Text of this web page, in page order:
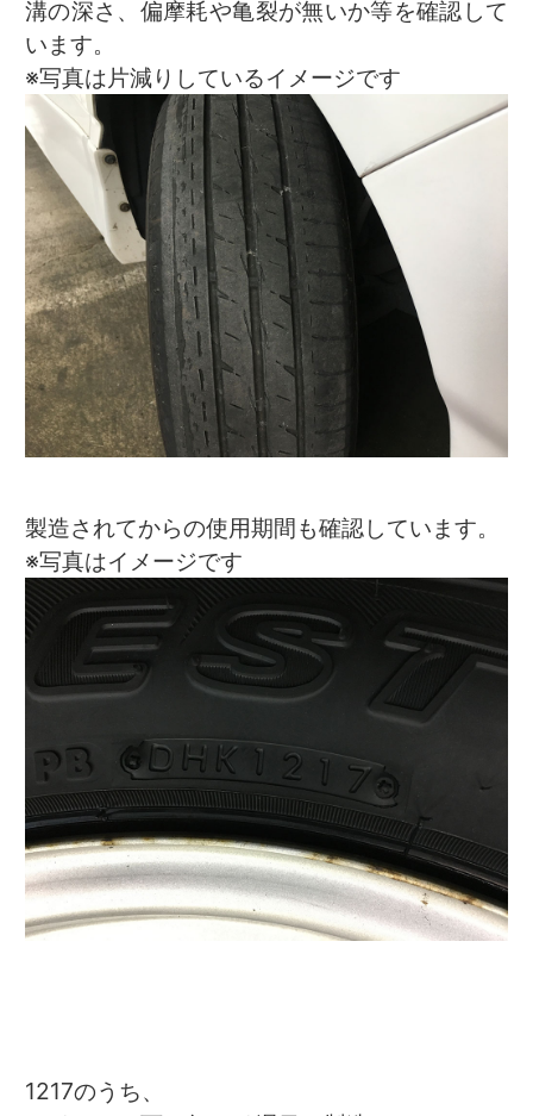
溝の深さ、偏摩耗や亀裂が無いか等を確認して
います。
※写真は片減りしているイメージです
製造されてからの使用期間も確認しています。
※写真はイメージです
1217のうち、